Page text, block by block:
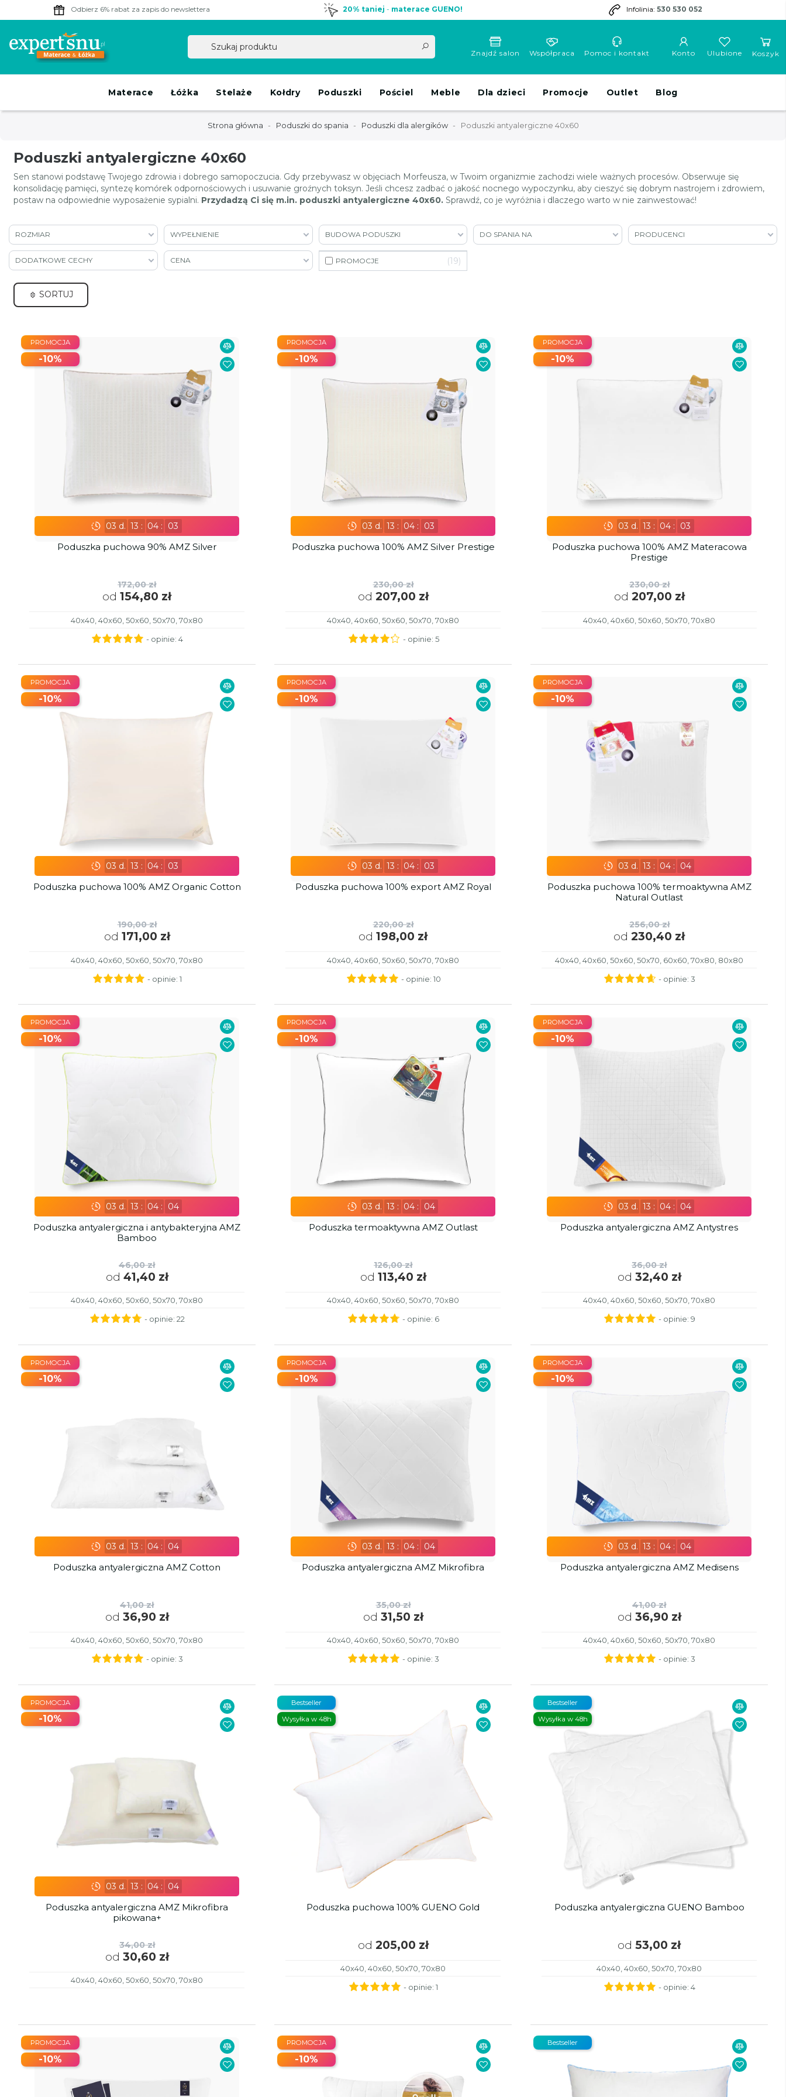
Odbierz 6% rabat za zapis do newslettera 20% taniej - materace GUENO! Infolinia: 530 530 052
Znajdź salon Współpraca Pomoc i kontakt Konto Koszyk
Ulubione
Materace Łóżka Stelaże Kołdry Poduszki Pościel Meble Dla dzieci Promocje Outlet Blog
Strona główna Poduszki do spania Poduszki dla alergików Poduszki antyalergiczne 40x60
Poduszki antyalergiczne 40x60
Sen stanowi podstawę Twojego zdrowia i dobrego samopoczucia. Gdy przebywasz w objęciach Morfeusza, w Twoim organizmie zachodzi wiele ważnych procesów. Obserwuje się
konsolidację pamięci, syntezę komórek odpornościowych i usuwanie groźnych toksyn. Jeśli chcesz zadbać o jakość nocnego wypoczynku, aby cieszyć się dobrym nastrojem i zdrowiem,
postaw na odpowiednie wyposażenie sypialni. Przydadzą Ci się m.in. poduszki antyalergiczne 40x60. Sprawdź, co je wyróżnia i dlaczego warto w nie zainwestować!
ROZMIAR WYPEŁNIENIE BUDOWA PODUSZKI DO SPANIA NA PRODUCENCI
DODATKOWE CECHY CENA PROMOCJE 19
SORTUJ
03 d. 13 : 04: 02
Poduszka puchowa 90% AMZ Silver
172,00 zł
od 154,80 zł
40x40, 40x60, 50x60, 50x70, 70x80
PROMOCJA
-10%
- opinie: 4
03 d. 13 : 04: 02
Poduszka puchowa 100% AMZ Silver Prestige
230,00 zł
od 207,00 zł
40x40, 40x60, 50x60, 50x70, 70x80
PROMOCJA
-10%
- opinie: 5
03 d. 13 : 04: 02
Poduszka puchowa 100% AMZ Materacowa
Prestige
230,00 zł
od 207,00 zł
40x40, 40x60, 50x60, 50x70, 70x80
PROMOCJA
-10%
03 d. 13 : 04: 02
Poduszka puchowa 100% AMZ Organic Cotton
190,00 zł
od 171,00 zł
40x40, 40x60, 50x60, 50x70, 70x80
PROMOCJA
-10%
- opinie: 1
03 d. 13 : 04: 02
Poduszka puchowa 100% export AMZ Royal
220,00 zł
od 198,00 zł
40x40, 40x60, 50x60, 50x70, 70x80
PROMOCJA
-10%
- opinie: 10
03 d. 13 : 04: 02
Poduszka puchowa 100% termoaktywna AMZ
Natural Outlast
256,00 zł
od 230,40 zł
40x40, 40x60, 50x60, 50x70, 60x60, 70x80, 80x80
PROMOCJA
-10%
- opinie: 3
03 d. 13 : 04: 02
Poduszka antyalergiczna i antybakteryjna AMZ
Bamboo
46,00 zł
od 41,40 zł
40x40, 40x60, 50x60, 50x70, 70x80
PROMOCJA
-10%
- opinie: 22
03 d. 13 : 04: 02
Poduszka termoaktywna AMZ Outlast
126,00 zł
od 113,40 zł
40x40, 40x60, 50x60, 50x70, 70x80
PROMOCJA
-10%
- opinie: 6
03 d. 13 : 04: 02
Poduszka antyalergiczna AMZ Antystres
36,00 zł
od 32,40 zł
40x40, 40x60, 50x60, 50x70, 70x80
PROMOCJA
-10%
- opinie: 9
03 d. 13 : 04: 02
Poduszka antyalergiczna AMZ Cotton
41,00 zł
od 36,90 zł
40x40, 40x60, 50x60, 50x70, 70x80
PROMOCJA
-10%
- opinie: 3
03 d. 13 : 04: 02
Poduszka antyalergiczna AMZ Mikrofibra
35,00 zł
od 31,50 zł
40x40, 40x60, 50x60, 50x70, 70x80
PROMOCJA
-10%
- opinie: 3
03 d. 13 : 04: 02
Poduszka antyalergiczna AMZ Medisens
41,00 zł
od 36,90 zł
40x40, 40x60, 50x60, 50x70, 70x80
PROMOCJA
-10%
- opinie: 3
03 d. 13 : 04: 02
Poduszka antyalergiczna AMZ Mikrofibra
pikowana+
34,00 zł
od 30,60 zł
40x40, 40x60, 50x60, 50x70, 70x80
PROMOCJA
-10%
Poduszka puchowa 100% GUENO Gold
od 205,00 zł
40x40, 40x60, 50x70, 70x80
Bestseller
Wysyłka w 48h
- opinie: 1
Poduszka antyalergiczna GUENO Bamboo
od 53,00 zł
40x40, 40x60, 50x70, 70x80
Bestseller
Wysyłka w 48h
- opinie: 4
PROMOCJA
-10%
PROMOCJA
-10%
Bestseller